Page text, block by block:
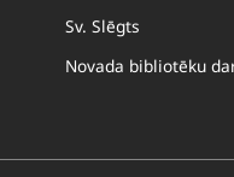
Sv. Slēgts
Novada bibliotēku